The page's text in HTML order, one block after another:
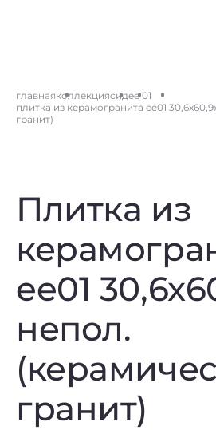
главнаяколлекциясидee 01
плитка из керамогранита ee01
гранит)
Плитка из
ee01
непол.
гранит)